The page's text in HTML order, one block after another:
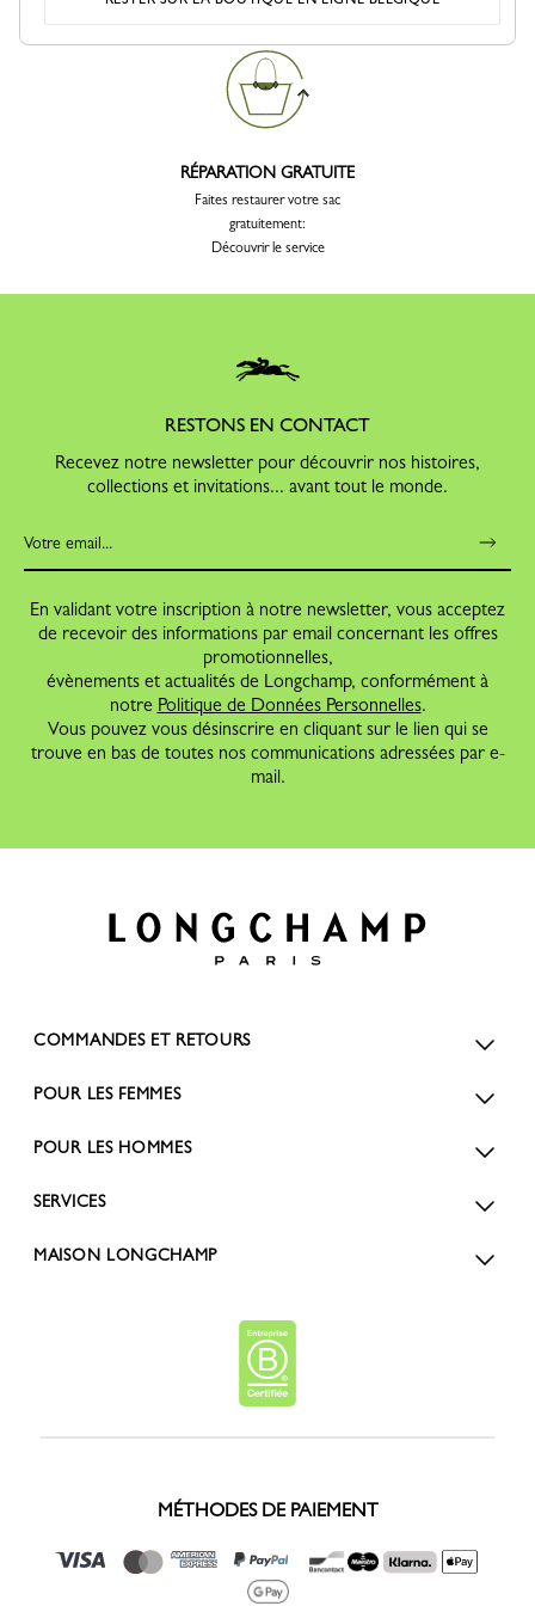
RÉPARATION GRATUITE
Faites restaurer votre sac
gratuitement:
Découvrir le service
RESTONS EN CONTACT
Recevez notre newsletter pour découvrir nos histoires,
collections et invitations... avant tout le monde.
En validant votre inscription à notre newsletter, vous acceptez
de recevoir des informations par email concernant les offres
promotionnelles,
évènements et actualités de Longchamp, conformément à
notre Politique de Données Personnelles.
Vous pouvez vous désinscrire en cliquant sur le lien qui se
trouve en bas de toutes nos communications adressées par e-
mail.
COMMANDES ET RETOURS
POUR LES FEMMES
POUR LES HOMMES
SERVICES
MAISON LONGCHAMP
MÉTHODES DE PAIEMENT